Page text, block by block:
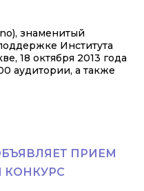
знаменитый
Института
18 октября 2013 года
аудитории, а также
ПРИЕМ
КОНКУРС